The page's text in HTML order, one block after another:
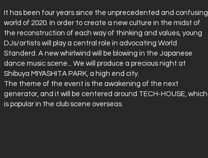
It has been four years since the unprecedented and confusing
world of 2020. In order to create a new culture in the midst of
the reconstruction of each way of thinking and values, young
DJs/artists will play a central role in advocating World
Standerd. A new whirlwind will be blowing in the Japanese
dance music scene... We will produce a precious night at
Shibuya MIYASHITA PARK, a high end city.
The theme of the event is the awakening of the next
generator, and it will be centered around TECH-HOUSE, which
is popular in the club scene overseas.